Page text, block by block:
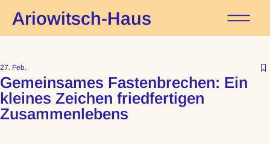
Ariowitsch-Haus
Gemeinsames Fastenbrechen: Ein
kleines Zeichen friedfertigen
Zusammenlebens
27. Feb.